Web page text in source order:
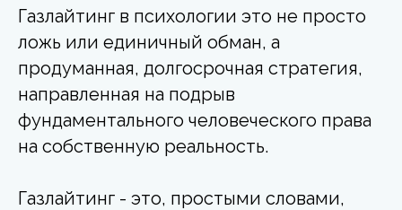
Газлайтинг в психологии это не просто
ложь или единичный обман, а
продуманная, долгосрочная стратегия,
направленная на подрыв
фундаментального человеческого права
на собственную реальность.
Газлайтинг - это, простыми словами,